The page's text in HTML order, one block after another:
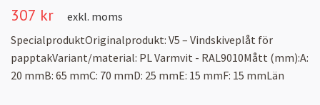
307 kr
exkl. moms
SpecialproduktOriginalprodukt: V5 – Vindskiveplåt för
papptakVariant/material: PL Varmvit - RAL9010Mått (mm):A:
20 mmB: 65 mmC: 70 mmD: 25 mmE: 15 mmF: 15 mmLän